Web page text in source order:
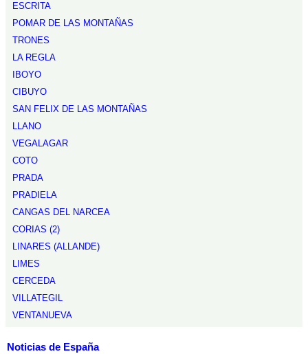
ESCRITA
POMAR DE LAS MONTAÑAS
TRONES
LA REGLA
IBOYO
CIBUYO
SAN FELIX DE LAS MONTAÑAS
LLANO
VEGALAGAR
COTO
PRADA
PRADIELA
CANGAS DEL NARCEA
CORIAS (2)
LINARES (ALLANDE)
LIMES
CERCEDA
VILLATEGIL
VENTANUEVA
Noticias de España